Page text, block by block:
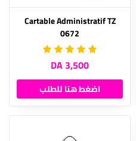
Cartable Administratif TZ
0672
3,500 DA
اضغط هنا للطلب